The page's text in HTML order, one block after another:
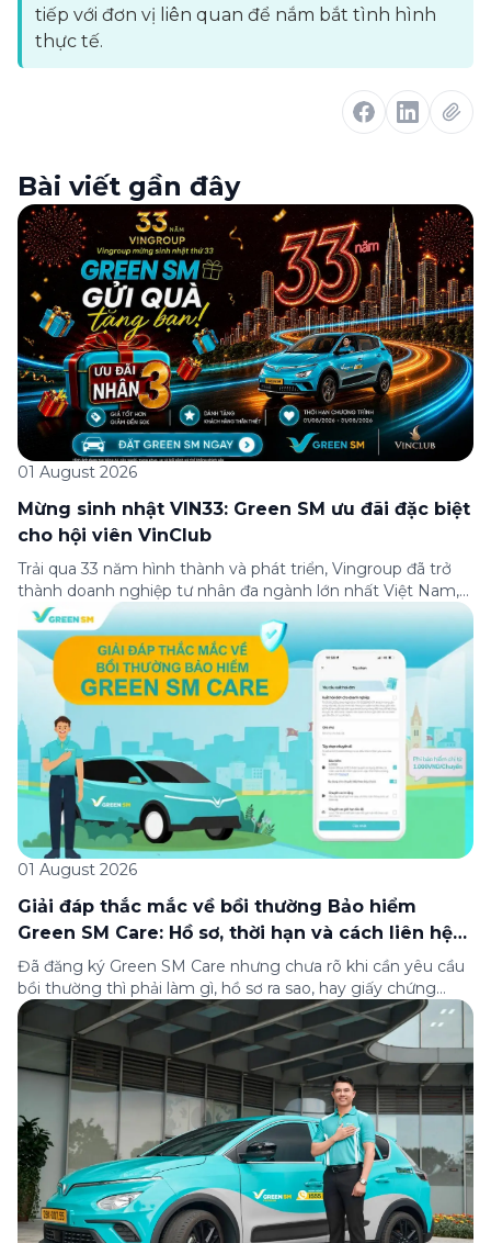
tiếp với đơn vị liên quan để nắm bắt tình hình
thực tế.
Bài viết gần đây
01 August 2026
Mừng sinh nhật VIN33: Green SM ưu đãi đặc biệt
cho hội viên VinClub
Trải qua 33 năm hình thành và phát triển, Vingroup đã trở
thành doanh nghiệp tư nhân đa ngành lớn nhất Việt Nam,
lọt Top 30 doanh nghiệp lớn nhất Đông Nam Á theo bảng
xếp hạng của Tạp chí Fortune (Mỹ). Nhân kỷ niệm 33 năm
thành lập (8/8/1993 đến 8/8/2026), Green SM trân […]
01 August 2026
Giải đáp thắc mắc về bồi thường Bảo hiểm
Green SM Care: Hồ sơ, thời hạn và cách liên hệ
hỗ trợ
Đã đăng ký Green SM Care nhưng chưa rõ khi cần yêu cầu
bồi thường thì phải làm gì, hồ sơ ra sao, hay giấy chứng
nhận bảo hiểm tìm ở đâu? Bài viết này tổng hợp đầy đủ các
câu hỏi thường gặp nhất về quy trình bồi thường và hỗ trợ
của Green […]